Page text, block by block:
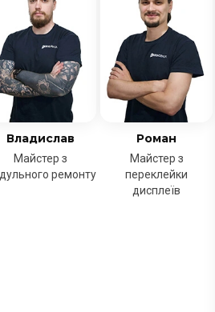
Владислав
Майстер з
ремонту
Роман
Майстер з
переклейки
дисплеїв